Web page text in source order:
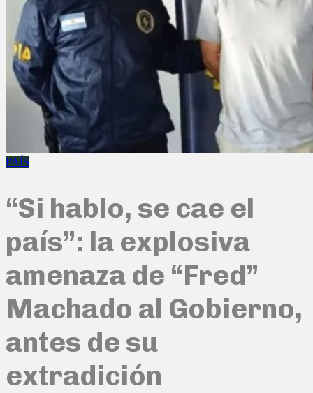
PAÍS
“Si hablo, se cae el
país”: la explosiva
amenaza de “Fred”
Machado al Gobierno,
antes de su
extradición